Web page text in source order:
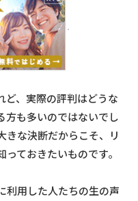
ど、実際の評判はどうな
方も多いのではないでし
きな決断だからこそ、リ
ておきたいものです。
利用した人たちの生の声